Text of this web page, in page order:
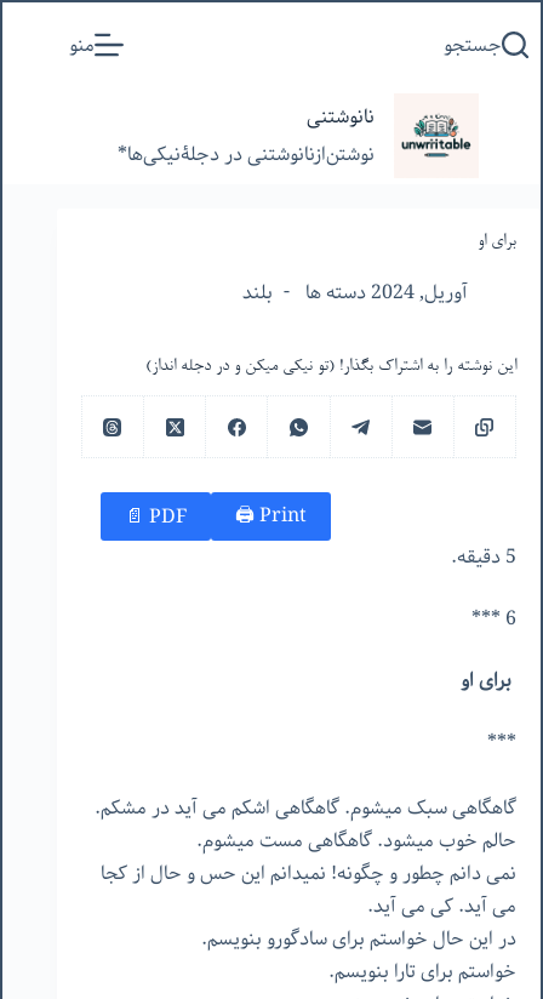
به
جستجو منو
نانوشتنی
نوشتن‌از‌نانوشتنی‌ در‌ دجلۀنیکی‌ها*
برای او
آوریل, 2024 دسته ها بلند
این نوشته را به اشتراک بگذار! (تو نیکی میکن و در دجله انداز)
Print 🖨
PDF 📄
5 دقیقه.
6 ***
برایاو
***
گاهگاهی سبک میشوم. گاهگاهی اشکم می آید در مشکم.
حالم خوب میشود. گاهگاهی مست میشوم.
نمی دانم چطور و چگونه! نمیدانم این حس و حال از کجا
می آید. کی می آید.
در این حال خواستم برای سادگورو بنویسم.
خواستم برای تارا بنویسم.